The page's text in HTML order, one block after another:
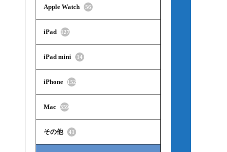
Apple Watch 56
iPad 127
iPad mini 14
iPhone 152
Mac 359
その他 41